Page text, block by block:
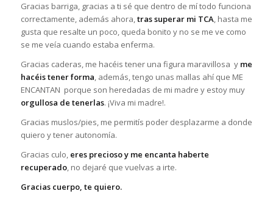
Gracias barriga, gracias a ti sé que dentro de mí todo funciona
correctamente, además ahora,tras superar mi TCA, hasta me
gusta que resalte un poco, queda bonito y no se me ve como
se me veía cuando estaba enferma.
Gracias caderas, me hacéis tener una figura maravillosa y me
hacéis tener forma, además, tengo unas mallas ahí que ME
ENCANTAN porque son heredadas de mi madre y estoy muy
orgullosa de tenerlas. ¡Viva mi madre!.
Gracias muslos/pies, me permitís poder desplazarme a donde
quiero y tener autonomía.
Gracias culo, eres precioso y me encanta haberte
recuperado, no dejaré que vuelvas a irte.
Gracias cuerpo, te quiero.